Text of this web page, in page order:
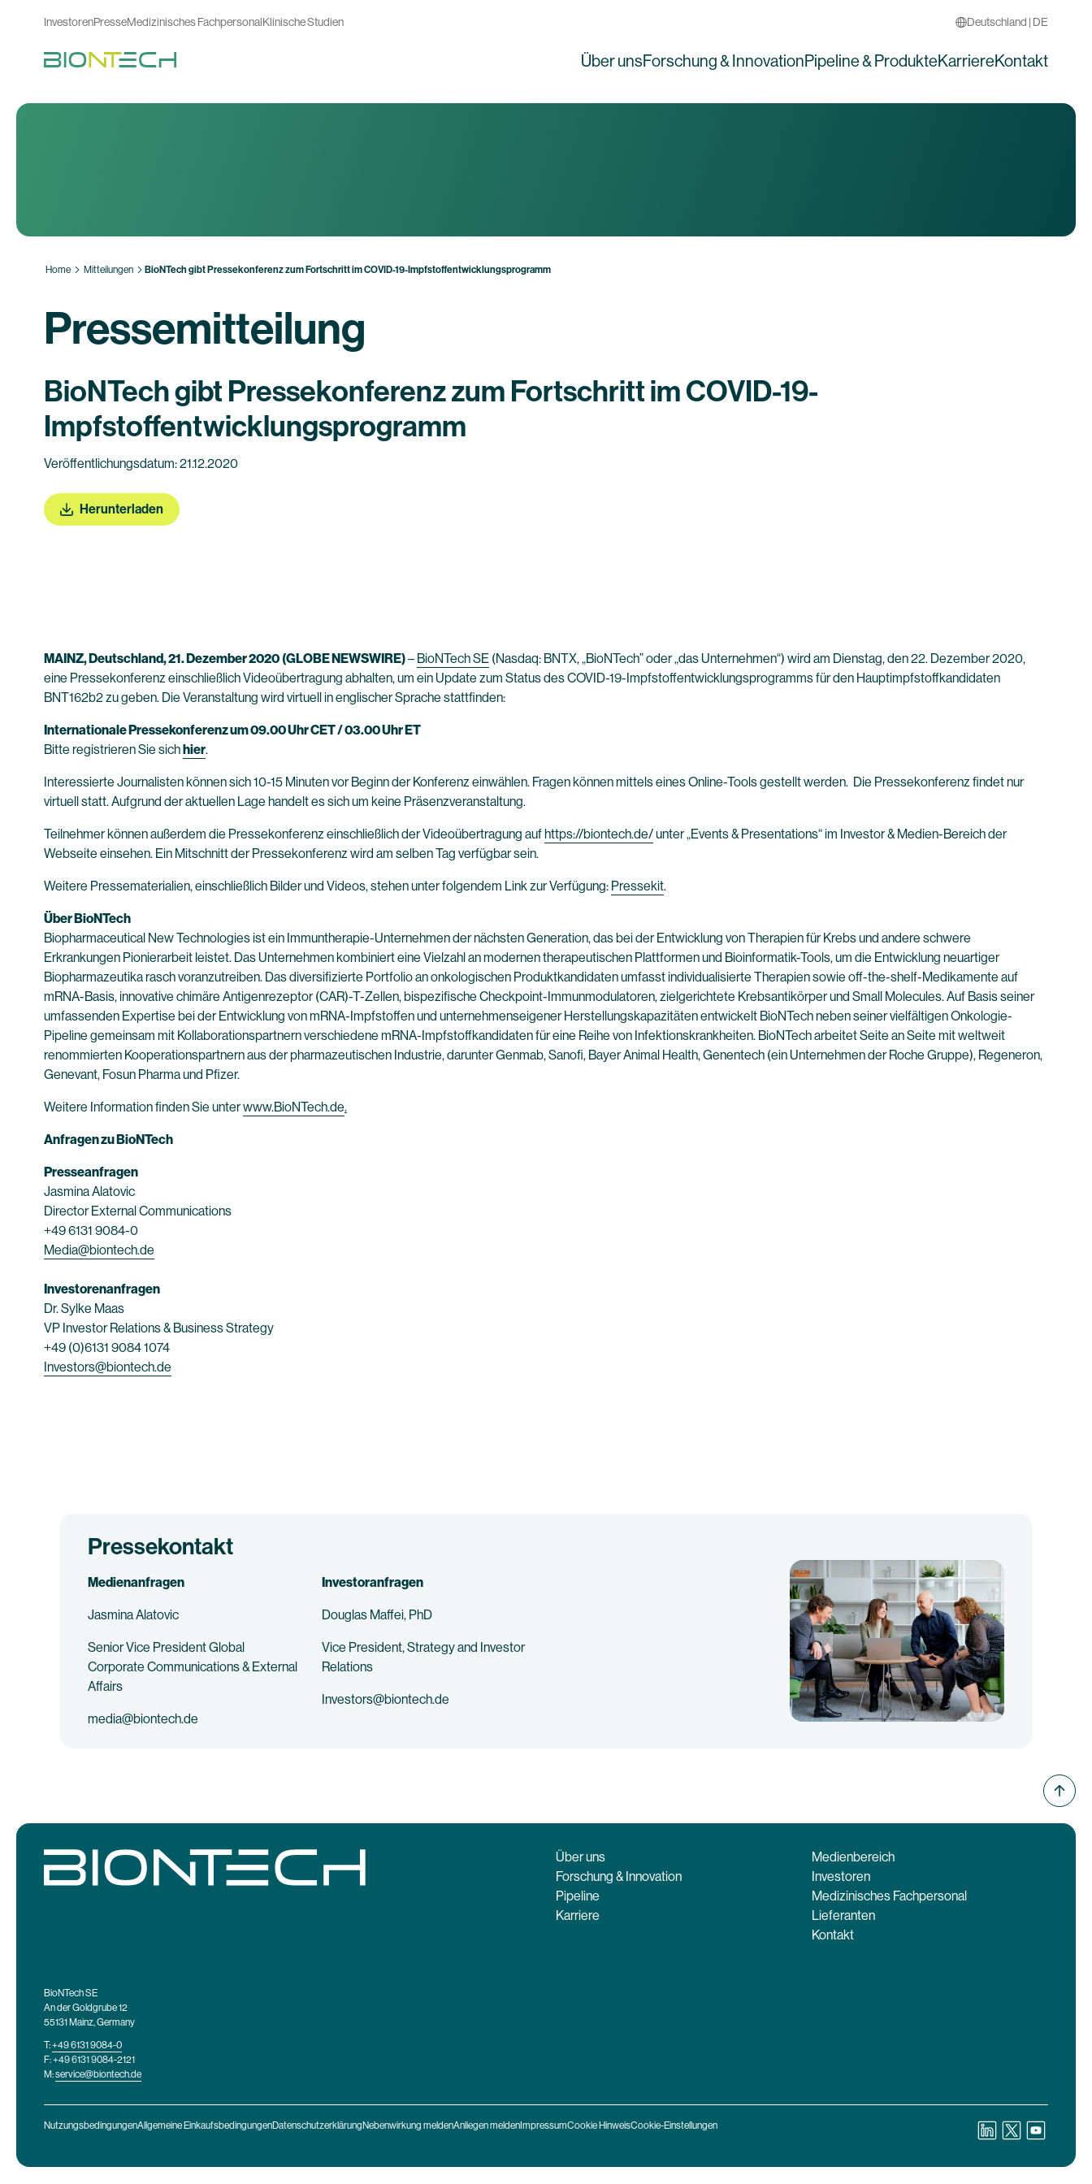
InvestorenPresseMedizinisches FachpersonalKlinische Studien Deutschland | DE
Über unsForschung & InnovationPipeline & ProdukteKarriereKontakt
Home Mitteilungen BioNTech gibt Pressekonferenz zum Fortschritt im COVID-19-Impfstoffentwicklungsprogramm
Pressemitteilung
BioNTech gibt Pressekonferenz zum Fortschritt im COVID-19-
Impfstoffentwicklungsprogramm
Veröffentlichungsdatum: 21.12.2020
Herunterladen
MAINZ, Deutschland, 21. Dezember 2020 (GLOBE NEWSWIRE)– BioNTech SE (Nasdaq: BNTX, „BioNTech” oder „das Unternehmen“) wird am Dienstag, den 22. Dezember 2020,
eine Pressekonferenz einschließlich Videoübertragung abhalten, um ein Update zum Status des COVID-19-Impfstoffentwicklungsprogramms für den Hauptimpfstoffkandidaten
BNT162b2 zu geben. Die Veranstaltung wird virtuell in englischer Sprache stattfinden:
Internationale Pressekonferenz um 09.00 Uhr CET / 03.00 Uhr ET
Bitte registrieren Sie sichhier.
Interessierte Journalisten können sich 10-15 Minuten vor Beginn der Konferenz einwählen. Fragen können mittels eines Online-Tools gestellt werden. Die Pressekonferenz findet nur
virtuell statt. Aufgrund der aktuellen Lage handelt es sich um keine Präsenzveranstaltung.
Teilnehmer können außerdem die Pressekonferenz einschließlich der Videoübertragung aufhttps://biontech.de/unter „Events & Presentations“ im Investor & Medien-Bereich der
Webseite einsehen. Ein Mitschnitt der Pressekonferenz wird am selben Tag verfügbar sein.
Weitere Pressematerialien, einschließlich Bilder und Videos, stehen unter folgendem Link zur Verfügung: Pressekit.
Über BioNTech
Biopharmaceutical New Technologies ist ein Immuntherapie-Unternehmen der nächsten Generation, das bei der Entwicklung von Therapien für Krebs und andere schwere
Erkrankungen Pionierarbeit leistet. Das Unternehmen kombiniert eine Vielzahl an modernen therapeutischen Plattformen und Bioinformatik-Tools, um die Entwicklung neuartiger
Biopharmazeutika rasch voranzutreiben. Das diversifizierte Portfolio an onkologischen Produktkandidaten umfasst individualisierte Therapien sowie off-the-shelf-Medikamente auf
mRNA-Basis, innovative chimäre Antigenrezeptor (CAR)-T-Zellen, bispezifische Checkpoint-Immunmodulatoren, zielgerichtete Krebsantikörper und Small Molecules. Auf Basis seiner
umfassenden Expertise bei der Entwicklung von mRNA-Impfstoffen und unternehmenseigener Herstellungskapazitäten entwickelt BioNTech neben seiner vielfältigen Onkologie-
Pipeline gemeinsam mit Kollaborationspartnern verschiedene mRNA-Impfstoffkandidaten für eine Reihe von Infektionskrankheiten. BioNTech arbeitet Seite an Seite mit weltweit
renommierten Kooperationspartnern aus der pharmazeutischen Industrie, darunter Genmab, Sanofi, Bayer Animal Health, Genentech (ein Unternehmen der Roche Gruppe), Regeneron,
Genevant, Fosun Pharma und Pfizer.
Weitere Information finden Sie unterwww.BioNTech.de.
Anfragen zu BioNTech
Presseanfragen
Jasmina Alatovic
Director External Communications
+49 6131 9084-0
Media@biontech.de
Investorenanfragen
Dr. Sylke Maas
VP Investor Relations & Business Strategy
+49 (0)6131 9084 1074
Investors@biontech.de
Pressekontakt
Medienanfragen
Jasmina Alatovic
Senior Vice President Global
Corporate Communications & External
Affairs
media@biontech.de
Investoranfragen
Douglas Maffei, PhD
Vice President, Strategy and Investor
Relations
Investors@biontech.de
Über uns
Forschung & Innovation
Pipeline
Karriere
Medienbereich
Investoren
Medizinisches Fachpersonal
Lieferanten
Kontakt
BioNTech SE
An der Goldgrube 12
55131 Mainz, Germany
T:+49 6131 9084-0
F: +49 6131 9084-2121
M:service@biontech.de
NutzungsbedingungenAllgemeine EinkaufsbedingungenDatenschutzerklärungNebenwirkung meldenAnliegen melden ImpressumCookie HinweisCookie-Einstellungen